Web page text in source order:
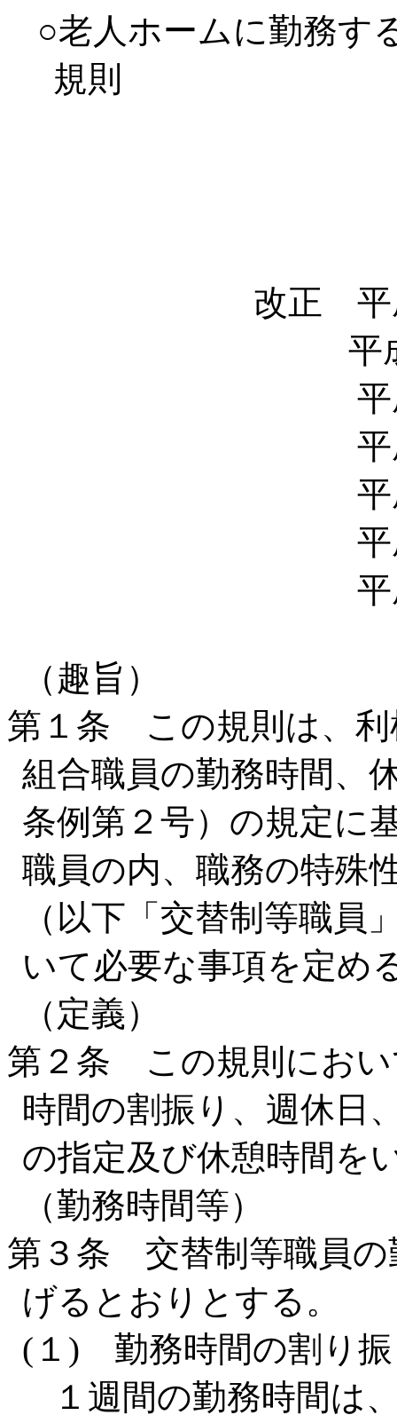
○老人ホームに勤務す
規則
改正 平
平
（趣旨）
第１条 この規則は、利
組合職員の勤務時間、
条例第２号）の規定に
職員の内、職務の特殊
（以下「交替制等職員
いて必要な事項を定め
（定義）
第２条 この規則におい
時間の割振り、週休日
の指定及び休憩時間を
（勤務時間等）
第３条 交替制等職員の
げるとおりとする。
(１) 勤務時間の割り
１週間の勤務時間は